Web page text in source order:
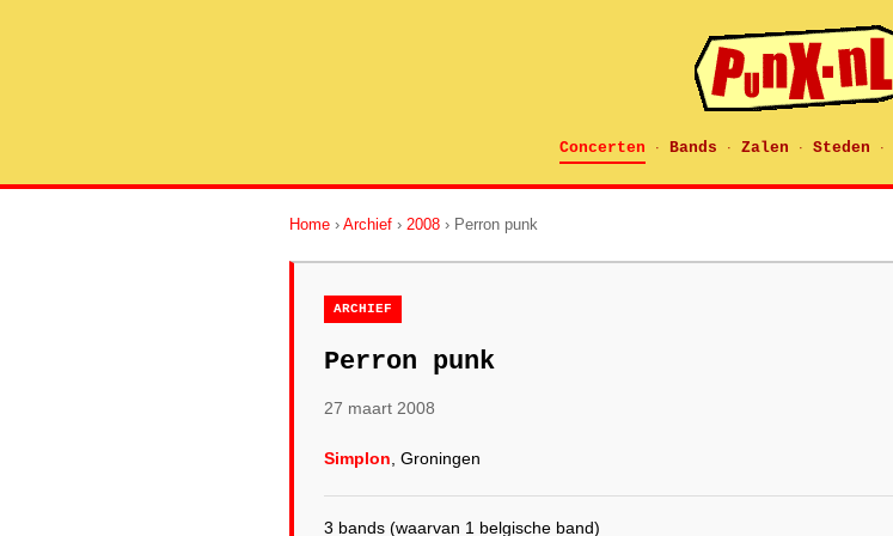
Concerten · Bands · Zalen · Steden ·
Home › Archief › 2008 › Perron punk
ARCHIEF
Perron punk
27 maart 2008
Simplon , Groningen
3 bands (waarvan 1 belgische band)